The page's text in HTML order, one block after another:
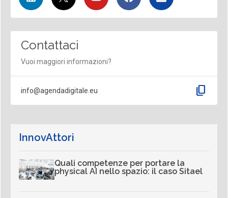
Contattaci
Vuoi maggiori informazioni?
info@agendadigitale.eu content_copy
InnovAttori
Quali competenze per portare la
physical AI nello spazio: il caso Sitael